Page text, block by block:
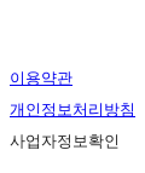
이용약관
개인정보처리방침
사업자정보확인